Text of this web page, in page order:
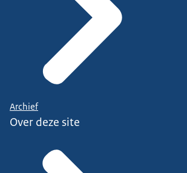
Archief
Over deze site